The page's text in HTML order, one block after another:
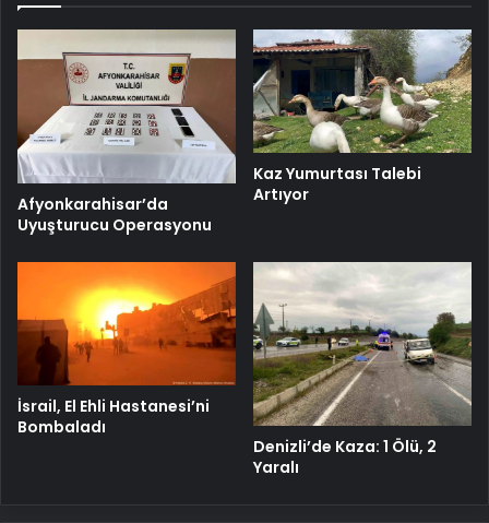
Afyonkarahisar’da
Uyuşturucu Operasyonu
Kaz Yumurtası Talebi
Artıyor
İsrail, El Ehli Hastanesi’ni
Bombaladı
Denizli’de Kaza: 1 Ölü, 2
Yaralı